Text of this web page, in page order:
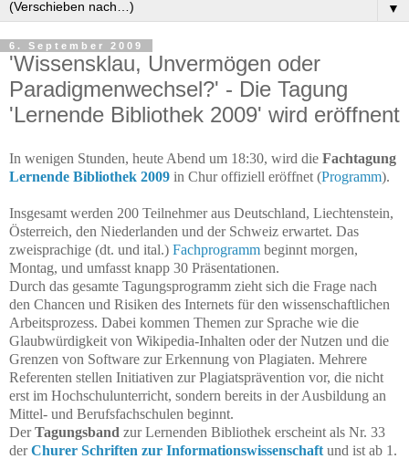
▼
6. September 2009
'Wissensklau, Unvermögen oder
Paradigmenwechsel?' - Die Tagung
'Lernende Bibliothek 2009' wird eröffnent
In wenigen Stunden, heute Abend um 18:30, wird die Fachtagung
Lernende Bibliothek 2009 in Chur offiziell eröffnet (Programm).
Insgesamt werden 200 Teilnehmer aus Deutschland, Liechtenstein,
Österreich, den Niederlanden und der Schweiz erwartet. Das
zweisprachige (dt. und ital.) Fachprogramm beginnt morgen,
Montag, und umfasst knapp 30 Präsentationen.
Durch das gesamte Tagungsprogramm zieht sich die Frage nach
den Chancen und Risiken des Internets für den wissenschaftlichen
Arbeitsprozess. Dabei kommen Themen zur Sprache wie die
Glaubwürdigkeit von Wikipedia-Inhalten oder der Nutzen und die
Grenzen von Software zur Erkennung von Plagiaten. Mehrere
Referenten stellen Initiativen zur Plagiatsprävention vor, die nicht
erst im Hochschulunterricht, sondern bereits in der Ausbildung an
Mittel- und Berufsfachschulen beginnt.
DerTagungsband zur Lernenden Bibliothek erscheint als Nr. 33
derChurer Schriften zur Informationswissenschaft und ist ab 1.